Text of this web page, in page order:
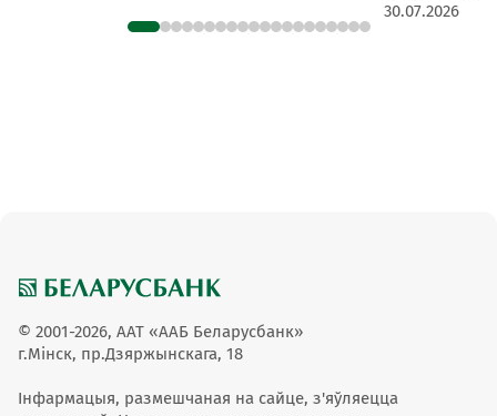
30.07.2026
© 2001-2026, ААТ «ААБ Беларусбанк»
г.Мінск, пр.Дзяржынскага, 18
Інфармацыя, размешчаная на сайце, з'яўляецца